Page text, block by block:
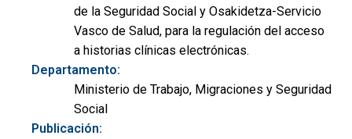
de la Seguridad Social y Osakidetza-Servicio
Vasco de Salud, para la regulación del acceso
a historias clínicas electrónicas.
Departamento:
Ministerio de Trabajo, Migraciones y Seguridad
Social
Publicación: